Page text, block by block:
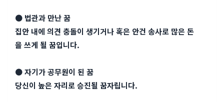
● 법관과 만난 꿈
집안 내에 의견 충돌이 생기거나 혹은 안건 송사로 많은 돈
을 쓰게 될 꿈입니다.
● 자기가 공무원이 된 꿈
당신이 높은 자리로 승진될 꿈자립니다.